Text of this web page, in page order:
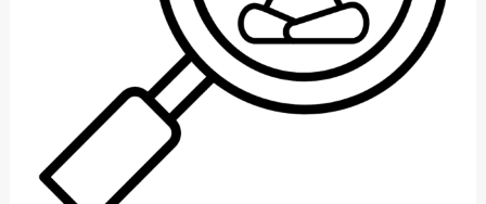
PEDAGOGIA